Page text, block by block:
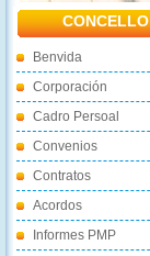
CONCELLO
Benvida
Corporación
Cadro Persoal
Convenios
Contratos
Acordos
Informes PMP